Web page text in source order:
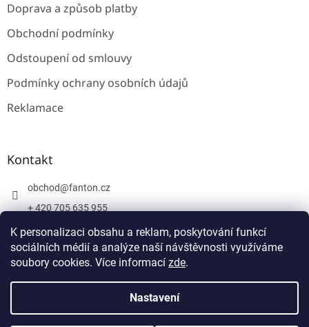
K personalizaci obsahu a reklam, poskytování funkcí
sociálních médií a analýze naší návštěvnosti využíváme
soubory cookies. Více informací zde.
Nastavení
Doprava a způsob platby
Obchodní podmínky
Odstoupení od smlouvy
Podmínky ochrany osobních údajů
Reklamace
Kontakt
obchod@fanton.cz
+ 420 705 635 955
+ 420 705 635 951